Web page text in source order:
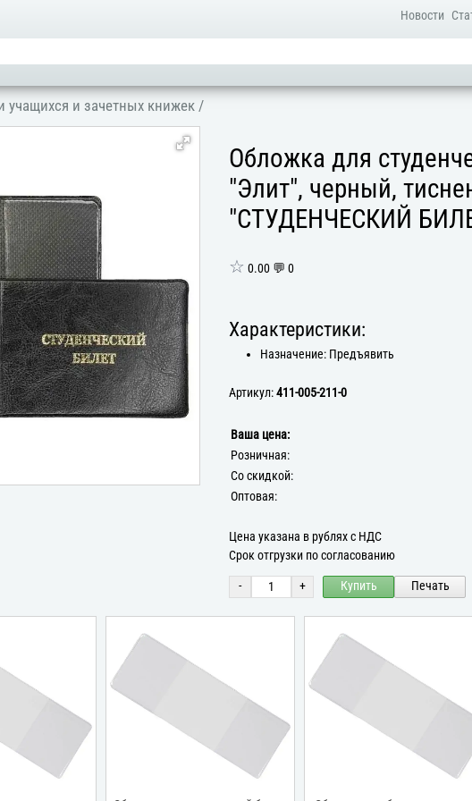
Новости
учащихся и зачетных книжек /
Обложка для
"Элит", черный,
"СТУДЕНЧЕСКИЙ
☆ 0.00 💬 0
Характеристики:
Назначение: Предъявить
Артикул:411-005-211-0
Ваша цена:
Розничная:
Со скидкой:
Оптовая:
Цена указана в рублях с НДС
Срок отгрузки по согласованию
- + Купить Печать